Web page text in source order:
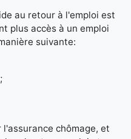
au retour à l'emploi est
plus accès à un emploi
suivante:
chômage, et